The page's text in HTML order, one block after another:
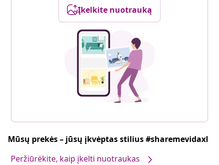
Įkelkite nuotrauką
Mūsų prekės – jūsų įkvėptas stilius #sharemevidaxl
Peržiūrėkite, kaip įkelti nuotraukas